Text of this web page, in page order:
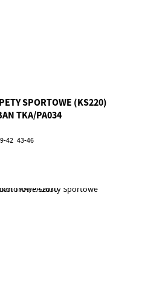
SPORTOWE (KS220)
TKA/PA034
42 43-46